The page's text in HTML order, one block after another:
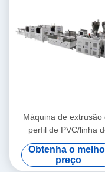
Máquina de extrusão
perfil de PVC/linha
extrusão de perfil de
Obtenha o
preço